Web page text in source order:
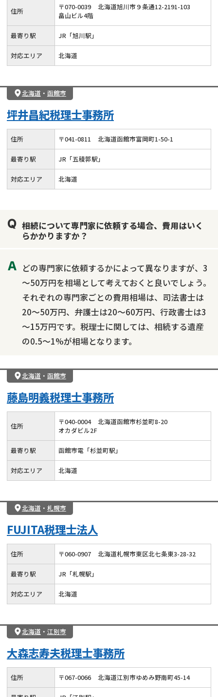
住所 〒070-0039
北海道旭川市９条通12-2191-103
畠山ビル4階
最寄り駅 JR「旭川駅」
対応エリア 北海道
北海道 ・ 函館市
坪井昌紀税理士事務所
住所 〒041-0811 北海道函館市富岡町1-50-1
最寄り駅 JR「五稜郭駅」
対応エリア 北海道
相続について専門家に依頼する場合、費用はいく
らかかりますか？
どの専門家に依頼するかによって異なりますが、3
～50万円を相場として考えておくと良いでしょう。
それぞれの専門家ごとの費用相場は、司法書士は
20～50万円、弁護士は20～60万円、行政書士は3
～15万円です。税理士に関しては、相続する遺産
の0.5～1%が相場となります。
北海道 ・ 函館市
藤島明義税理士事務所
住所 〒040-0004
北海道函館市杉並町8-20
オカダビル2F
最寄り駅 函館市電「杉並町駅」
対応エリア 北海道
北海道 ・ 札幌市
FUJITA税理士法人
住所 〒060-0907 北海道札幌市東区北七条東3-28-32
最寄り駅 JR「札幌駅」
対応エリア 北海道
北海道 ・ 江別市
大森志寿夫税理士事務所
住所 〒067-0066 北海道江別市ゆめみ野南町45-14